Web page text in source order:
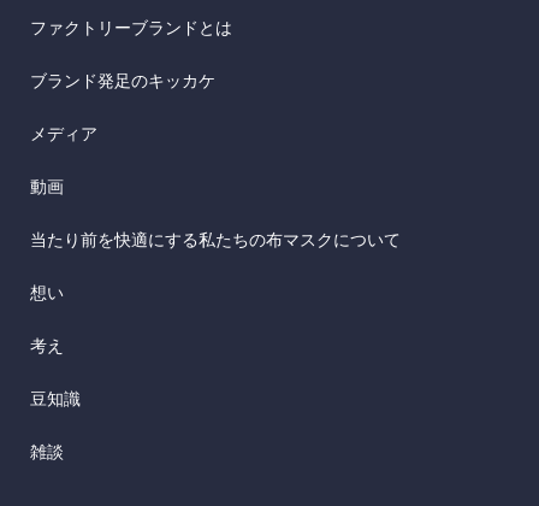
ファクトリーブランドとは
ブランド発足のキッカケ
メディア
動画
当たり前を快適にする私たちの布マスクについて
想い
考え
豆知識
雑談